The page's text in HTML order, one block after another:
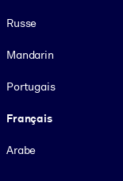
Russe
Mandarin
Portugais
Français
Arabe